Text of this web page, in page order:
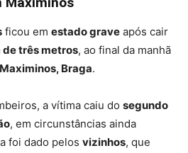
ficou em estado grave após cair
de três metros, ao final da manhã
Maximinos, Braga.
a vítima caiu do segundo
, em circunstâncias ainda
foi dado pelos vizinhos, que